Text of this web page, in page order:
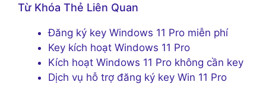
Từ Khóa Thẻ Liên Quan
Đăng ký key Windows 11 Pro miễn phí
Key kích hoạt Windows 11 Pro
Kích hoạt Windows 11 Pro không cần key
Dịch vụ hỗ trợ đăng ký key Win 11 Pro